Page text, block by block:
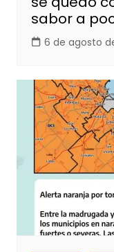
sabor a
6 de agosto